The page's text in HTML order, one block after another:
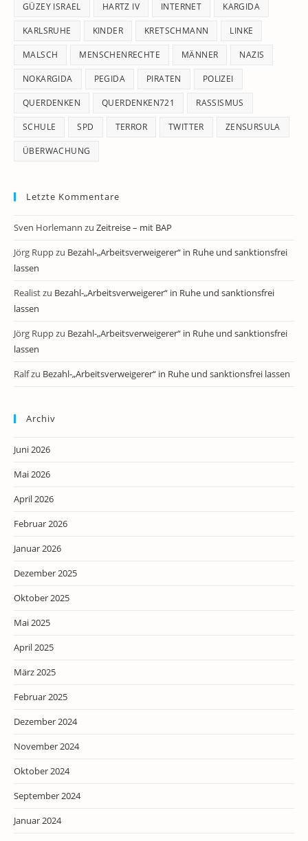
GÜZEY ISRAEL HARTZ IV INTERNET KARGIDA
KARLSRUHE KINDER KRETSCHMANN LINKE
MALSCH MENSCHENRECHTE MÄNNER NAZIS
NOKARGIDA PEGIDA PIRATEN POLIZEI
QUERDENKEN QUERDENKEN721 RASSISMUS
SCHULE SPD TERROR TWITTER ZENSURSULA
ÜBERWACHUNG
Letzte Kommentare
Sven Horlemann zu Zeitreise – mit BAP
Jörg Ruppzu Bezahl-„Arbeitsverweigerer“ in Ruhe und sanktionsfrei
lassen
Realistzu Bezahl-„Arbeitsverweigerer“ in Ruhe und sanktionsfrei
lassen
Jörg Ruppzu Bezahl-„Arbeitsverweigerer“ in Ruhe und sanktionsfrei
lassen
Ralfzu Bezahl-„Arbeitsverweigerer“ in Ruhe und sanktionsfrei lassen
Archiv
Juni 2026
Mai 2026
April 2026
Februar 2026
Januar 2026
Dezember 2025
Oktober 2025
Mai 2025
April 2025
März 2025
Februar 2025
Dezember 2024
November 2024
Oktober 2024
September 2024
Januar 2024